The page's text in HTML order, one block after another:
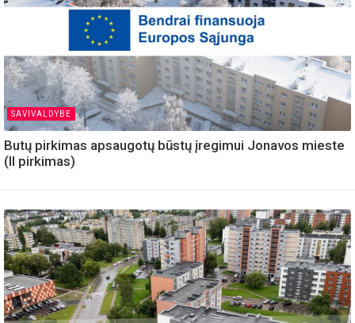
SAVIVALDYBE
Butų pirkimas apsaugotų būstų įregimui Jonavos mieste
(II pirkimas)